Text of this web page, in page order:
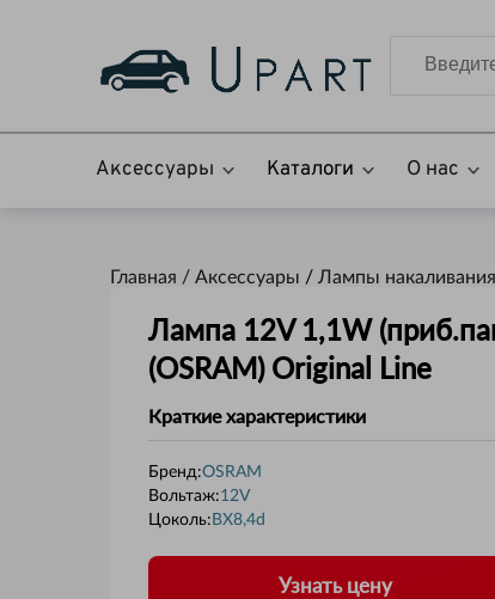
Аксессуары Каталоги О нас
Главная / Аксессуары / Лампы накаливания
Лампа 12V 1,1W
(OSRAM) Original Line
Краткие характеристики
Бренд:OSRAM
Вольтаж:12V
Цоколь: BX8,4d
Узнать цену